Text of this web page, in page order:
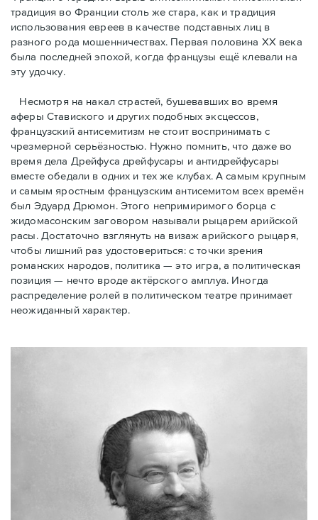
традиция во Франции столь же стара, как и традиция
использования евреев в качестве подставных лиц в
разного рода мошенничествах. Первая половина ХХ века
была последней эпохой, когда французы ещё клевали на
эту удочку.
Несмотря на накал страстей, бушевавших во время
аферы Ставиского и других подобных эксцессов,
французский антисемитизм не стоит воспринимать с
чрезмерной серьёзностью. Нужно помнить, что даже во
время дела Дрейфуса дрейфусары и антидрейфусары
вместе обедали в одних и тех же клубах. А самым крупным
и самым яростным французским антисемитом всех времён
был Эдуард Дрюмон. Этого непримиримого борца с
жидомасонским заговором называли рыцарем арийской
расы. Достаточно взглянуть на визаж арийского рыцаря,
чтобы лишний раз удостовериться: с точки зрения
романских народов, политика — это игра, а политическая
позиция — нечто вроде актёрского амплуа. Иногда
распределение ролей в политическом театре принимает
неожиданный характер.